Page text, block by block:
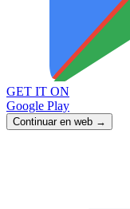
GET IT ON
Google Play
Continuar en web →